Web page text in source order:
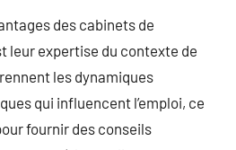
des cabinets de
leur expertise du contexte de
les dynamiques
qui influencent l’emploi, ce
fournir des conseils